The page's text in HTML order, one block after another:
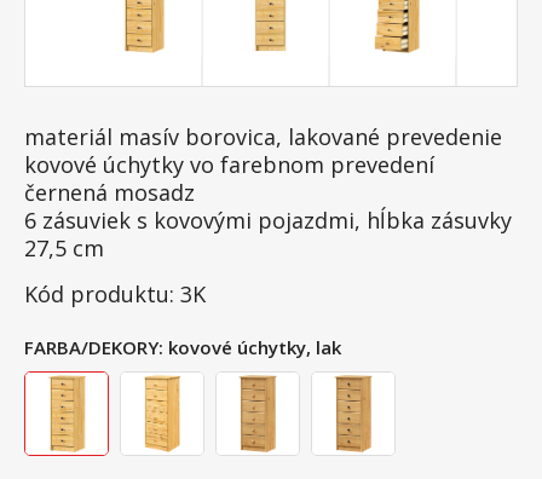
materiál masív borovica, lakované prevedenie
kovové úchytky vo farebnom prevedení
černená mosadz
6 zásuviek s kovovými pojazdmi, hĺbka zásuvky
27,5 cm
Kód produktu: 3K
FARBA/DEKORY: kovové úchytky, lak